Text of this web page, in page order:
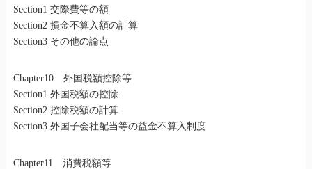
Section1 交際費等の額
Section2 損金不算入額の計算
Section3 その他の論点
Chapter10 外国税額控除等
Section1 外国税額の控除
Section2 控除税額の計算
Section3 外国子会社配当等の益金不算入制度
Chapter11 消費税額等